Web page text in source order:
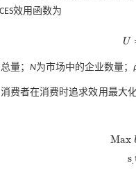
效用函数为
U
U=
量； N为市场中的企业数量；
费者在消费时追求效用最大
Max
Max U
s.
s.